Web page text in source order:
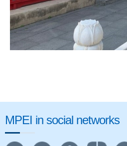
MPEI in social networks